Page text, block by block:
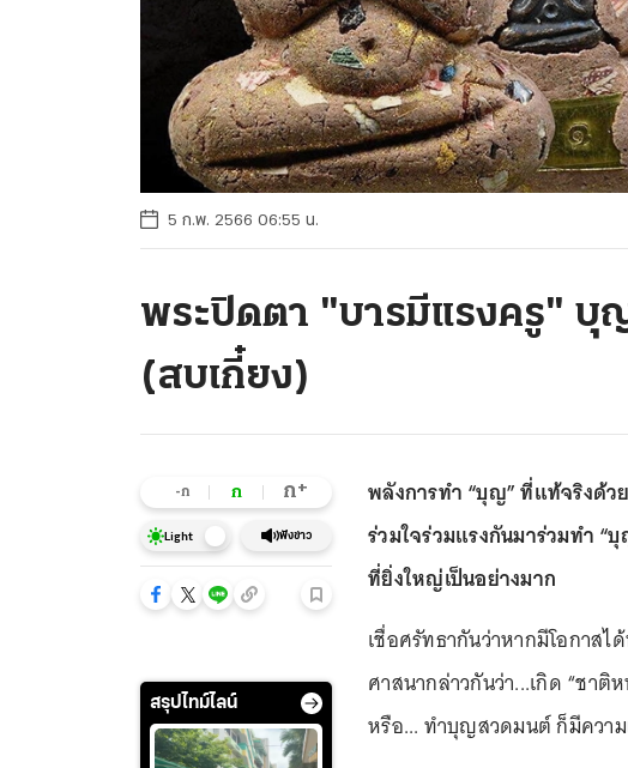
5 ก.พ. 2566 06:55 น.
พระปิดตา "บารมีแรงครู" บุ
(สบเกี๋ยง)
-ก ก ก+
Light ฟังข่าว
สรุปไทม์ไลน์
พลังการทำ “บุญ” ที่แท้จริงด้ว
ร่วมใจร่วมแรงกันมาร่วมทำ “
ที่ยิ่งใหญ่เป็นอย่างมาก
เชื่อศรัทธากันว่าหากมีโอกาสไ
ศาสนากล่าวกันว่า...เกิด “ชาติ
หรือ... ทำบุญสวดมนต์ ก็มีควา